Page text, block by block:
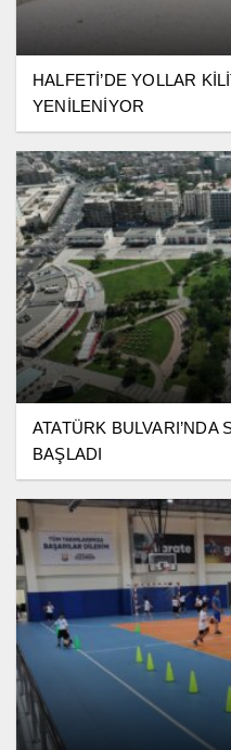
HALFETİ’DE YOLLAR
YENİLENİYOR
ATATÜRK BULVARI’NDA
BAŞLADI